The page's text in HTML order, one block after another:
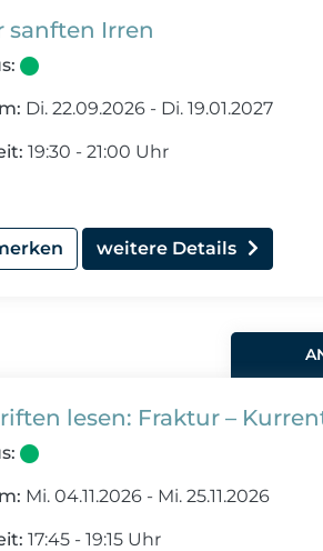
sanften Irren
Di.22.09.2026 - Di.19.01.2027
19:30 - 21:00 Uhr
weitere Details
lesen: Fraktur –
Mi.04.11.2026 - Mi.25.11.2026
17:45 - 19:15 Uhr